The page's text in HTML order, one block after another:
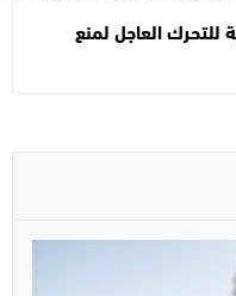
العاجل لمنع